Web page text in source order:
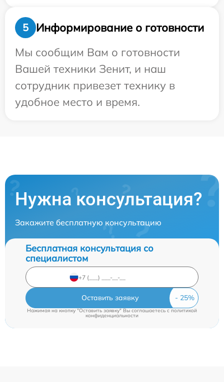
5
Информирование о готовности
Мы сообщим Вам о готовности
Вашей техники Зенит, и наш
сотрудник привезет технику в
удобное место и время.
Нужна консультация?
Закажите бесплатную консультацию
Бесплатная консультация со
специалистом
Оставить заявку
Нажимая на кнопку "Оставить заявку" Вы соглашаетесь cполитикой
конфиденциальности